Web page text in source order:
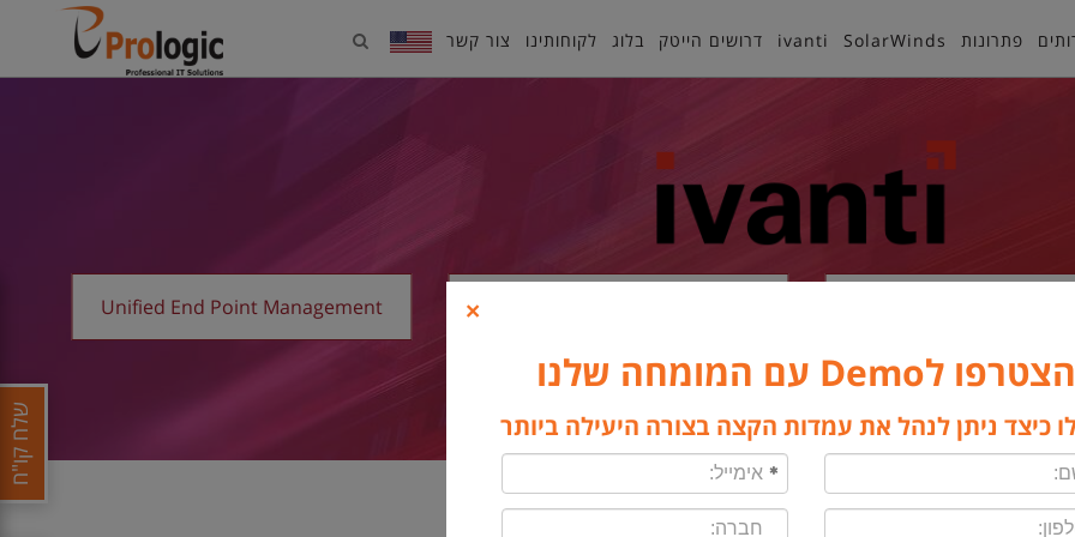
פתרונות SolarWinds
ivanti דרושים הייטק בלוג לקוחותינו צור קשר
ראשי ivanti
Security
Patch for MEM (SCCM)
Unified End Point Management
שלח קו"ח
×
הצטרפו לDemo עם המומחה שלנו
כיצד ניתן לנהל את עמדות הקצה בצורה היעילה ביותר